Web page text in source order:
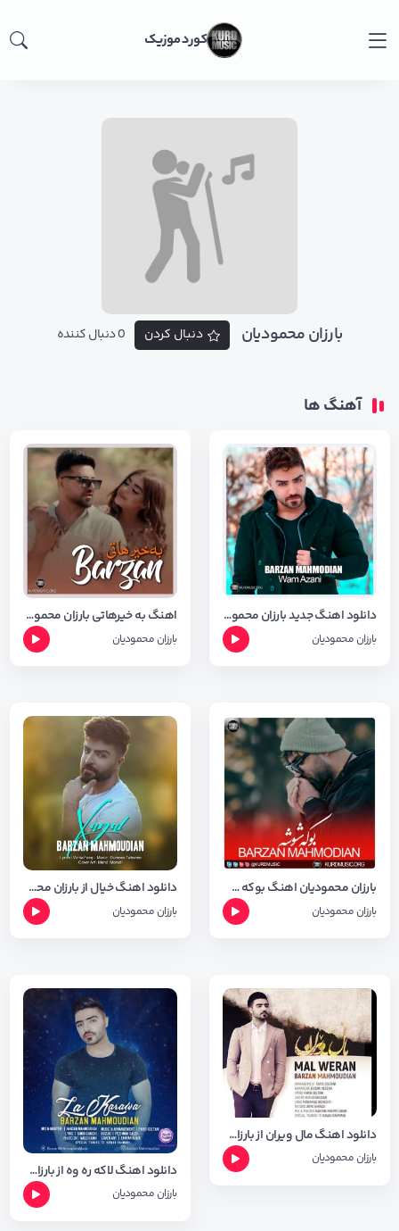
کورد موزیک
بارزان محمودیان دنبال کردن 0 دنبال کننده
آهنگ ها
دانلود اهنگ جدید بارزان محمودیان بنام وام ئه زانی با کیفیت 320
بارزان محمودیان
اهنگ به خیرهاتی بارزان محمودیان با کیفیت ۳۲۰
بارزان محمودیان
بارزان محمودیان اهنگ بوکه شوشه
بارزان محمودیان
دانلود اهنگ خیال از بارزان محمودیان + متن و شعر
بارزان محمودیان
دانلود اهنگ مال ویران از بارزان محمودیان + متن و شعر
بارزان محمودیان
دانلود اهنگ لاکه ره وه از بارزان محمودیان + متن و شعر
بارزان محمودیان